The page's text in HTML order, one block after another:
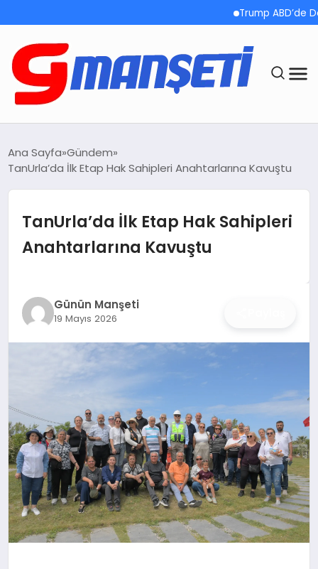
Trump ABD’de
MEGA MENÜ
TEKNOLOJI
İŞ DÜNYASI
MAGAZIN
KRIPTO PARA
GEZI & SEYAHAT
OYUN
Ana Sayfa Gündem
TanUrla’da İlk Etap Hak Sahipleri Anahtarlarına Kavuştu
TanUrla’da İlk Etap Hak Sahipleri
Anahtarlarına Kavuştu
Günün Manşeti
19 Mayıs 2026